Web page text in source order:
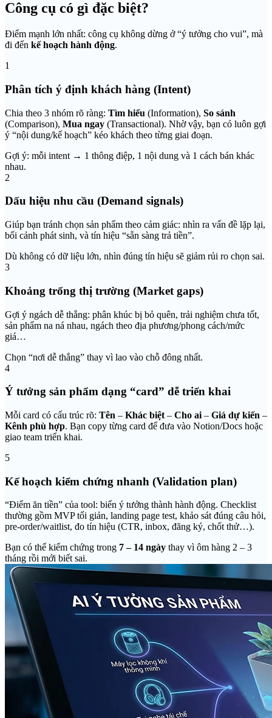
Công cụ có gì đặc biệt?
Điểm mạnh lớn nhất: công cụ không dừng ở “ý tưởng cho vui”, mà
đi đến kế hoạch hành động.
1
Phân tích ý định khách hàng (Intent)
Chia theo 3 nhóm rõ ràng: Tìm hiểu (Information), So sánh
(Comparison), Mua ngay (Transactional). Nhờ vậy, bạn có luôn gợi
ý “nội dung/kế hoạch” kéo khách theo từng giai đoạn.
Gợi ý: mỗi intent → 1 thông điệp, 1 nội dung và 1 cách bán khác
nhau.
2
Dấu hiệu nhu cầu (Demand signals)
Giúp bạn tránh chọn sản phẩm theo cảm giác: nhìn ra vấn đề lặp lại,
bối cảnh phát sinh, và tín hiệu “sẵn sàng trả tiền”.
Dù không có dữ liệu lớn, nhìn đúng tín hiệu sẽ giảm rủi ro chọn sai.
3
Khoảng trống thị trường (Market gaps)
Gợi ý ngách dễ thắng: phân khúc bị bỏ quên, trải nghiệm chưa tốt,
sản phẩm na ná nhau, ngách theo địa phương/phong cách/mức
giá…
Chọn “nơi dễ thắng” thay vì lao vào chỗ đông nhất.
4
Ý tưởng sản phẩm dạng “card” dễ triển khai
Mỗi card có cấu trúc rõ: Tên – Khác biệt – Cho ai – Giá dự kiến –
Kênh phù hợp. Bạn copy từng card để đưa vào Notion/Docs hoặc
giao team triển khai.
5
Kế hoạch kiểm chứng nhanh (Validation plan)
“Điểm ăn tiền” của tool: biến ý tưởng thành hành động. Checklist
thường gồm MVP tối giản, landing page test, khảo sát đúng câu hỏi,
pre-order/waitlist, đo tín hiệu (CTR, inbox, đăng ký, chốt thử…).
Bạn có thể kiểm chứng trong 7 – 14 ngày thay vì ôm hàng 2 – 3
tháng rồi mới biết sai.